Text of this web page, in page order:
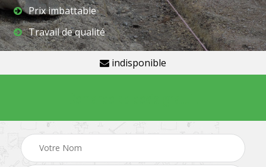
Prix imbattable
Travail de qualité
indisponible